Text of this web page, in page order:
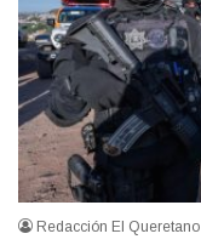
Redacción El Queretano